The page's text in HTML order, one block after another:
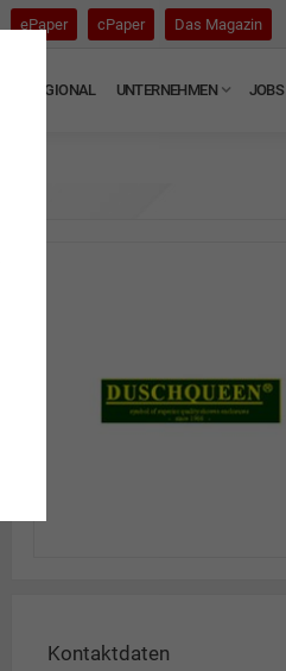
ePaper cPaper Das Magazin
REGIONAL UNTERNEHMEN JOBS
Kontaktdaten